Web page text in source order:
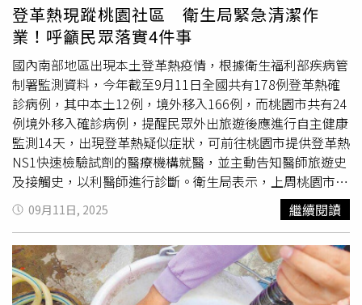
增至5人，患者全數為住院病患。其中3人年齡介於79歲至
91歲，均為高齡長者，目前由院方持續治療及照護。由於5
名患者彼此具有共同活動史，衛生單位已將案件列為院內群
聚感染事件處理，但目前感染源及傳播途徑仍有待進一步釐
清。衛生局指出，民生醫院為高雄市指定傳染病應變醫院，
平時除收治登革熱疑似及確診病患外，也肩負新進移工入境
後3日內登革熱篩檢等公衛任務，本身即屬病媒蚊防治重點
場所。然而近期高雄連日降雨，造成院區露臺排水槽、屋外
排水設施及地面凹洞出現積水情形。防疫人員進場稽查後，
不僅發現病媒蚊孳生源，更查獲 孑孓蹤跡，顯示院內環境確
實存在病媒蚊繁殖問題。由於院方未落實清除積水容器及環
境管理，衛生局已依《傳染病防治法》裁罰新台幣1萬5000
元，並要求立即改善。除了院區環境外，防疫團隊也在民生
醫院周邊社區發現病媒蚊孳生源，不排除社區內可能存在尚
未被發現的潛在感染個案。為防止疫情擴散，民生醫院即日
起啟動病房降載措施，實施「病患只出不進」管制，並將6
登革熱現蹤桃園社區 衛生局緊急清潔作
業！呼籲民眾落實4件事
國內南部地區出現本土登革熱疫情，根據衛生福利部疾病管
制署監測資料，今年截至9月11日全國共有178例登革熱確
診病例，其中本土12例，境外移入166例，而桃園市共有24
例境外移入確診病例，提醒民眾外出旅遊後應進行自主健康
監測14天，出現登革熱疑似症狀，可前往桃園市提供登革熱
NS1快速檢驗試劑的醫療機構就醫，並主動告知醫師旅遊史
及接觸史，以利醫師進行診斷。衛生局表示，上周桃園市確
診1例來自印尼境外移入病例，於接獲通知後針對活動地周
圍50公尺範圍進行孳生源巡查及清除作業，並完成該區域之
化學防治。衛生局呼籲民眾加強日常生活環境管理，近期各
地氣溫偏高，常有午後雷陣雨，易造成環境積水導致病媒蚊
孳生，民眾須持續落實「巡、倒、清、刷」及環境管理，加
強巡視住家戶內外環境，每週刷洗容器內壁，清除不使用的
09月11日, 2025 繼續閱讀